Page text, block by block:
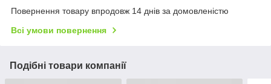
Повернення товару впродовж 14 днів за домовленістю
Всі умови повернення
Подібні товари компанії